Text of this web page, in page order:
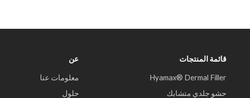
قائمة المنتجات
Hyamax® Dermal Filler
حشو جلدي متشابك
عن
معلومات عنا
حلول